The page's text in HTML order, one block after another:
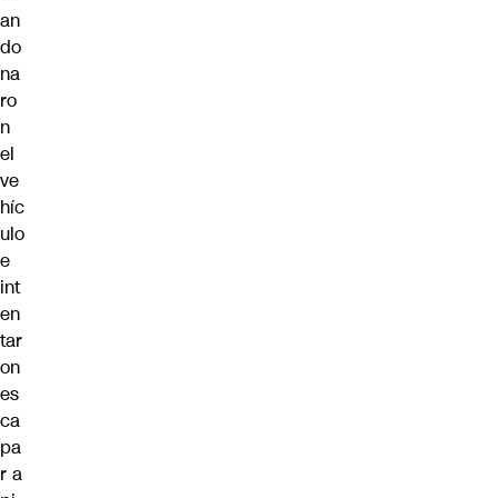
an
do
na
ro
n
el
ve
híc
ulo
e
int
en
tar
on
es
ca
pa
r a